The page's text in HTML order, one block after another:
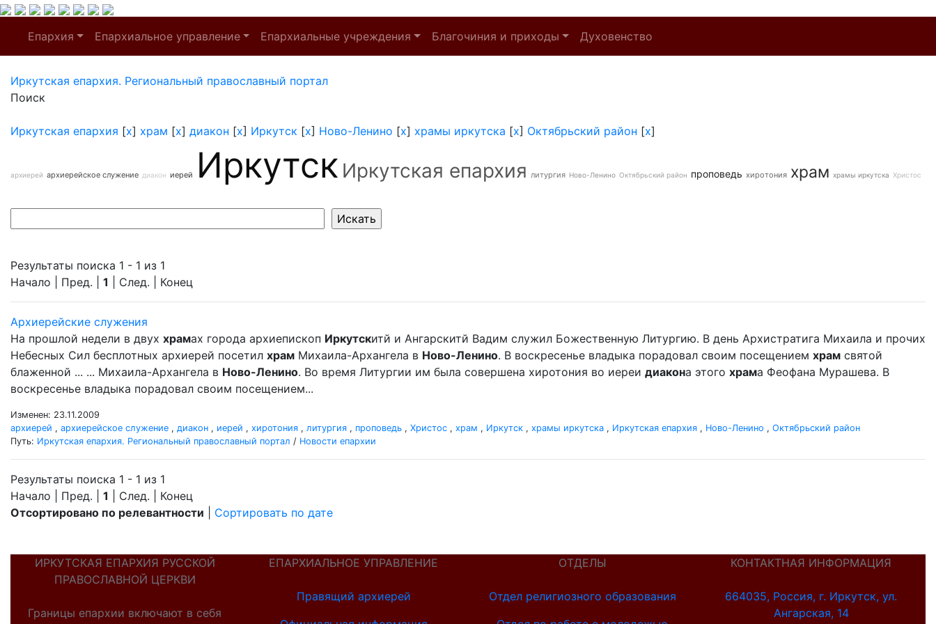
Епархия Епархиальное управление Епархиальные учреждения Благочиния и приходы Духовенство
Иркутская епархия. Региональный православный портал
Поиск
Иркутская епархия [x] храм [x] диакон [x] Иркутск [x] Ново-Ленино [x] храмы иркутска [x] Октябрьский район [x]
архиерей архиерейское служение диакон иерей Иркутск Иркутская епархия литургия Ново-Ленино Октябрьский район проповедь хиротония храм храмы иркутска Христос
Результаты поиска 1 - 1 из 1
Начало | Пред. | 1 | След. | Конец
Архиерейские служения
На прошлой недели в двух храмах города архиепископ Иркутскитй и Ангарскитй Вадим служил Божественную Литургию. В день Архистратига Михаила и прочих
Небесных Сил бесплотных архиерей посетил храм Михаила-Архангела в Ново-Ленино. В воскресенье владыка порадовал своим посещением храм святой
блаженной ... ... Михаила-Архангела в Ново-Ленино. Во время Литургии им была совершена хиротония во иереи диакона этого храма Феофана Мурашева. В
воскресенье владыка порадовал своим посещением...
Изменен: 23.11.2009
архиерей , архиерейское служение , диакон , иерей , хиротония , литургия , проповедь , Христос , храм , Иркутск , храмы иркутска , Иркутская епархия , Ново-Ленино , Октябрьский район
Путь: Иркутская епархия. Региональный православный портал / Новости епархии
Результаты поиска 1 - 1 из 1
Начало | Пред. | 1 | След. | Конец
Отсортировано по релевантности
Сортировать по дате
ИРКУТСКАЯ ЕПАРХИЯ РУССКОЙ
ПРАВОСЛАВНОЙ ЦЕРКВИ
Границы епархии включают в себя
ЕПАРХИАЛЬНОЕ УПРАВЛЕНИЕ
Правящий архиерей
ОТДЕЛЫ
Отдел религиозного образования
КОНТАКТНАЯ ИНФОРМАЦИЯ
664035, Россия, г. Иркутск, ул.
Ангарская, 14